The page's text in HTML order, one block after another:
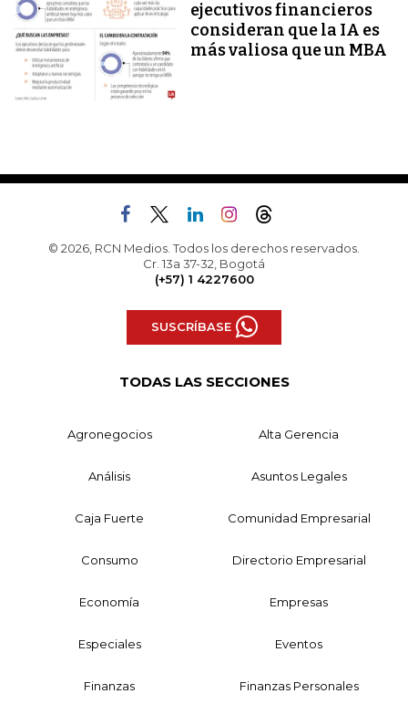
ejecutivos financieros
consideran que la IA es
más valiosa que un MBA
© 2026, RCN Medios. Todos los derechos reservados.
Cr. 13a 37-32, Bogotá
(+57) 1 4227600
SUSCRÍBASE
TODAS LAS SECCIONES
Agronegocios Alta Gerencia
Análisis Asuntos Legales
Caja Fuerte Comunidad Empresarial
Consumo Directorio Empresarial
Economía Empresas
Especiales Eventos
Finanzas Finanzas Personales